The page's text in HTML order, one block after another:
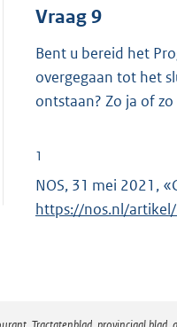
Vraag 9
Bent u bereid het
overgegaan tot het
ontstaan? Zo ja of
1
NOS, 31 mei 2021,
https://nos.nl/